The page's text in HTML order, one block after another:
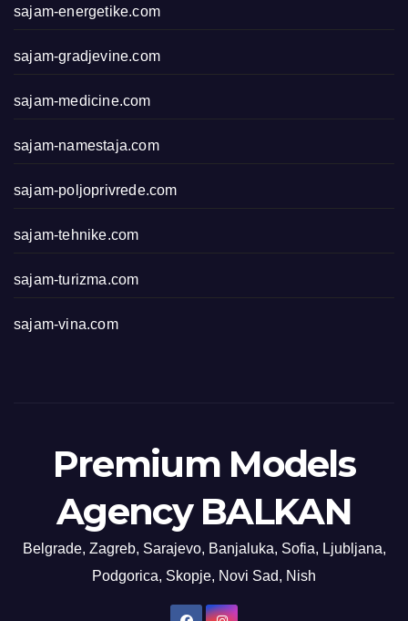
sajam-energetike.com
sajam-gradjevine.com
sajam-medicine.com
sajam-namestaja.com
sajam-poljoprivrede.com
sajam-tehnike.com
sajam-turizma.com
sajam-vina.com
Premium Models
Agency BALKAN
Belgrade, Zagreb, Sarajevo, Banjaluka, Sofia, Ljubljana,
Podgorica, Skopje, Novi Sad, Nish